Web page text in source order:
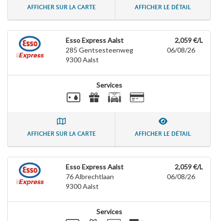
AFFICHER SUR LA CARTE AFFICHER LE DÉTAIL
Esso Express Aalst
285 Gentsesteenweg
9300Aalst
2,059 €/L
06/08/26
Services
AFFICHER SUR LA CARTE AFFICHER LE DÉTAIL
Esso Express Aalst
76 Albrechtlaan
9300Aalst
2,059 €/L
06/08/26
Services